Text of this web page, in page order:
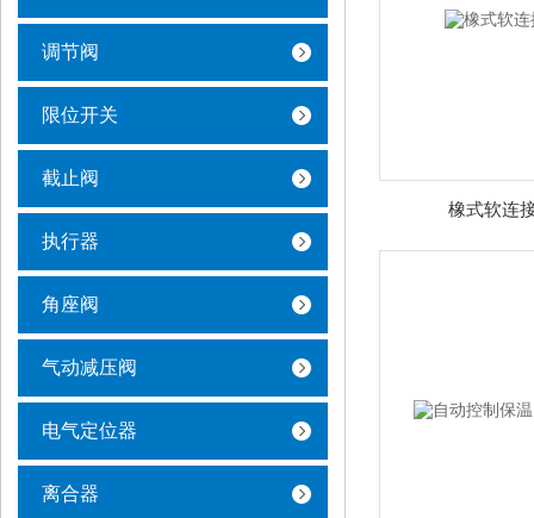
调节阀
限位开关
截止阀
执行器
角座阀
气动减压阀
电气定位器
离合器
橡式软连